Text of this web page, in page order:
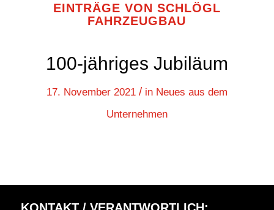
EINTRÄGE VON SCHLÖGL
FAHRZEUGBAU
100-jähriges Jubiläum
17. November 2021 / in Neues aus dem
Unternehmen
KONTAKT / VERANTWORTLICH: